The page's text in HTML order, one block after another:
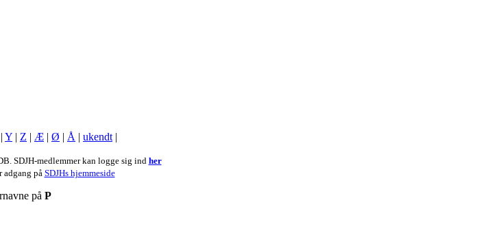
| Y | Z | Æ | Ø | Å | ukendt |
SDJH-medlemmer kan logge sig ind her
adgang på SDJHs hjemmeside
på P